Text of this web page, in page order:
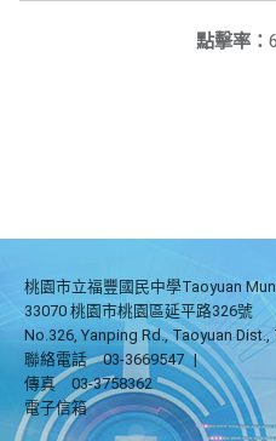
點擊率：
桃園市立福豐國民中學Taoyuan
33070 桃園市桃園區延平路326號
No.326, Yanping Rd., Taoyuan
聯絡電話
03-3669547 |
傳真
03-3758362
電子信箱